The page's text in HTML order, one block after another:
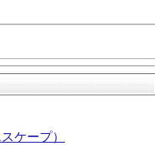
ケープ）